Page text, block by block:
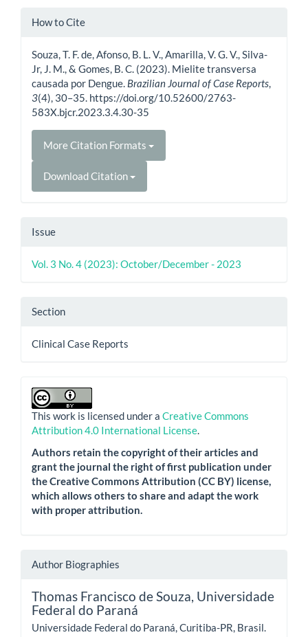
Article
How to Cite
Souza, T. F. de, Afonso, B. L. V., Amarilla, V. G. V., Silva-
Jr, J. M., & Gomes, B. C. (2023). Mielite transversa
causada por Dengue. Brazilian Journal of Case Reports,
3(4), 30–35. https://doi.org/10.52600/2763-
583X.bjcr.2023.3.4.30-35
More Citation Formats
Download Citation
Issue
Vol. 3 No. 4 (2023): October/December - 2023
Section
Clinical Case Reports
This work is licensed under a Creative Commons
Attribution 4.0 International License.
Authors retain the copyright of their articles and
grant the journal the right of first publication under
the Creative Commons Attribution (CC BY) license,
which allows others to share and adapt the work
with proper attribution.
Author Biographies
Thomas Francisco de Souza, Universidade
Federal do Paraná
Universidade Federal do Paraná, Curitiba-PR, Brasil.